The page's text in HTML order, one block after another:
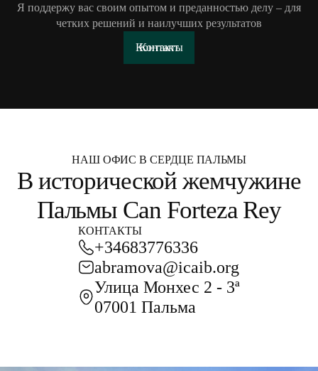
Я поддержу вас своим опытом и преданностью делу – для
четких решений и наилучших результатов
Контакт
Контакты
НАШ ОФИС В СЕРДЦЕ ПАЛЬМЫ
В исторической жемчужине
Пальмы Can Forteza Rey
КОНТАКТЫ
+34683776336
abramova@icaib.org
Улица Монхес 2 - 3ª
07001 Пальма